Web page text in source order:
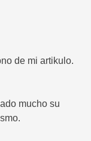
de mi artikulo.
mucho su